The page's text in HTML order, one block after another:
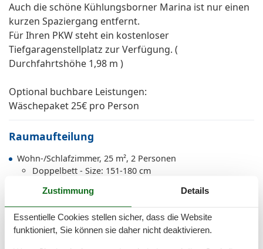
Auch die schöne Kühlungsborner Marina ist nur einen
kurzen Spaziergang entfernt.
Für Ihren PKW steht ein kostenloser
Tiefgaragenstellplatz zur Verfügung. (
Durchfahrtshöhe 1,98 m )
Optional buchbare Leistungen:
Wäschepaket 25€ pro Person
Raumaufteilung
Wohn-/Schlafzimmer, 25 m², 2 Personen
Doppelbett - Size: 151-180 cm
Gesamte Ausstattung
Zustimmung Details
Essentielle Cookies stellen sicher, dass die Website
funktioniert, Sie können sie daher nicht deaktivieren.